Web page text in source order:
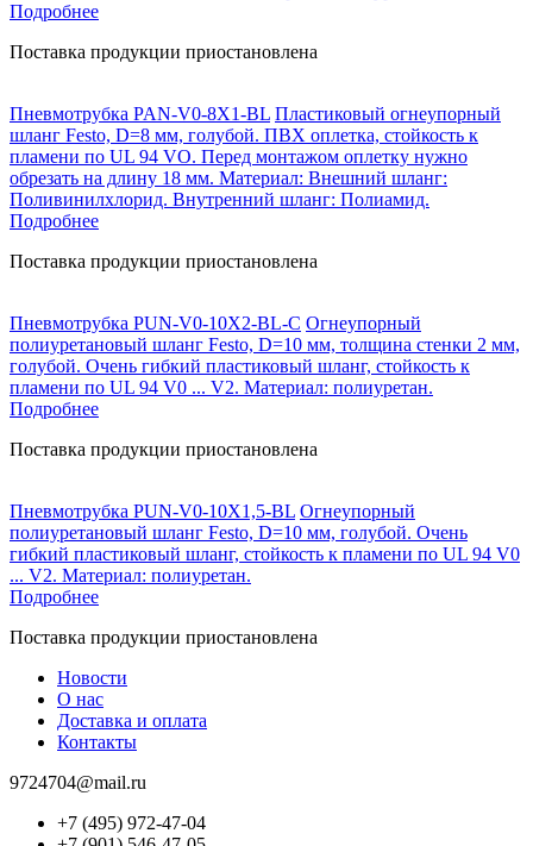
Подробнее
Поставка продукции приостановлена
Пневмотрубка PAN-V0-8X1-BL Пластиковый огнеупорный
шланг Festo, D=8 мм, голубой. ПВХ оплетка, стойкость к
пламени по UL 94 VO. Перед монтажом оплетку нужно
обрезать на длину 18 мм. Материал: Внешний шланг:
Поливинилхлорид. Внутренний шланг: Полиамид.
Подробнее
Поставка продукции приостановлена
Пневмотрубка PUN-V0-10X2-BL-C Огнеупорный
полиуретановый шланг Festo, D=10 мм, толщина стенки 2 мм,
голубой. Очень гибкий пластиковый шланг, стойкость к
пламени по UL 94 V0 ... V2. Материал: полиуретан.
Подробнее
Поставка продукции приостановлена
Пневмотрубка PUN-V0-10X1,5-BL Огнеупорный
полиуретановый шланг Festo, D=10 мм, голубой. Очень
гибкий пластиковый шланг, стойкость к пламени по UL 94 V0
... V2. Материал: полиуретан.
Подробнее
Поставка продукции приостановлена
Новости
О нас
Доставка и оплата
Контакты
9724704@mail.ru
+7 (495) 972-47-04